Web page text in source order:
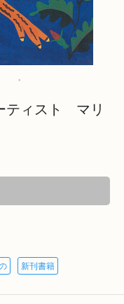
ティスト マリ
新刊書籍